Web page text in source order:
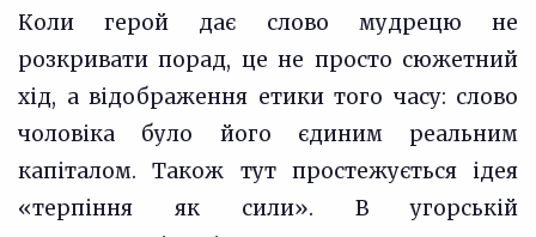
Коли герой дає слово мудрецю не
розкривати порад, це не просто сюжетний
хід, а відображення етики того часу: слово
чоловіка було його єдиним реальним
капіталом. Також тут простежується ідея
«терпіння як сили». В угорській